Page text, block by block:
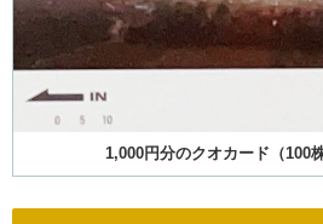
1,000円分のクオカード（100